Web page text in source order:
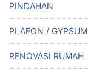
PINDAHAN
PLAFON / GYPSUM
RENOVASI RUMAH